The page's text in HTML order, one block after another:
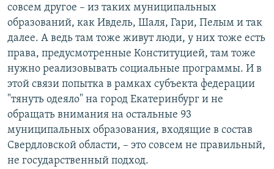
совсем другое – из таких муниципальных
образований, как Ивдель, Шаля, Гари, Пелым и так
далее. А ведь там тоже живут люди, у них тоже есть
права, предусмотренные Конституцией, там тоже
нужно реализовывать социальные программы. И в
этой связи попытка в рамках субъекта федерации
"тянуть одеяло" на город Екатеринбург и не
обращать внимания на остальные 93
муниципальных образования, входящие в состав
Свердловской области, – это совсем не правильный,
не государственный подход.